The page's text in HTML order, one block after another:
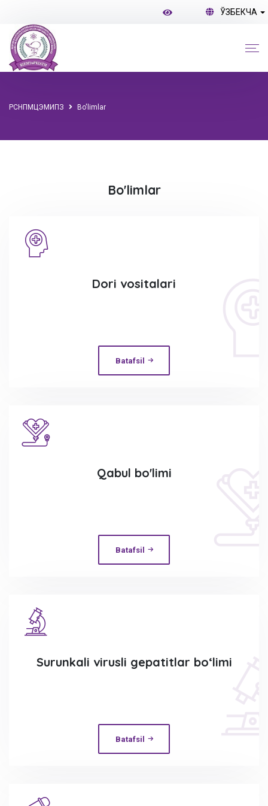
ЎЗБЕКЧА
РСНПМЦЭМИПЗ Bo'limlar
Bo'limlar
Dori vositalari
Batafsil
Qabul bo'limi
Batafsil
Surunkali virusli gepatitlar bo‘limi
Batafsil